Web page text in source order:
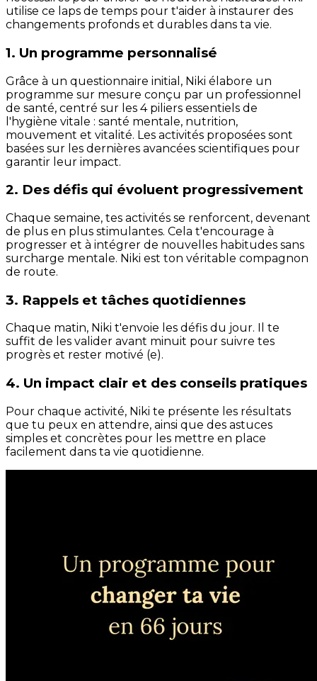
utilise ce laps de temps pour t'aider à instaurer des
changements profonds et durables dans ta vie.
1. Un programme personnalisé
Grâce à un questionnaire initial, Niki élabore un
programme sur mesure conçu par un professionnel
de santé, centré sur les 4 piliers essentiels de
l'hygiène vitale : santé mentale, nutrition,
mouvement et vitalité. Les activités proposées sont
basées sur les dernières avancées scientifiques pour
garantir leur impact.
2. Des défis qui évoluent progressivement
Chaque semaine, tes activités se renforcent, devenant
de plus en plus stimulantes. Cela t'encourage à
progresser et à intégrer de nouvelles habitudes sans
surcharge mentale. Niki est ton véritable compagnon
de route.
3. Rappels et tâches quotidiennes
Chaque matin, Niki t'envoie les défis du jour. Il te
suffit de les valider avant minuit pour suivre tes
progrès et rester motivé (e).
4. Un impact clair et des conseils pratiques
Pour chaque activité, Niki te présente les résultats
que tu peux en attendre, ainsi que des astuces
simples et concrètes pour les mettre en place
facilement dans ta vie quotidienne.